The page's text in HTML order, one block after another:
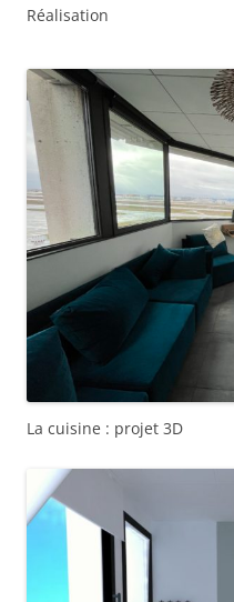
Réalisation
La cuisine : projet 3D